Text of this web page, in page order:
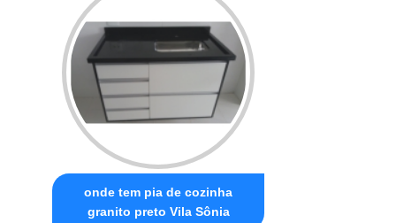
onde tem pia de cozinha
granito preto Vila Sônia